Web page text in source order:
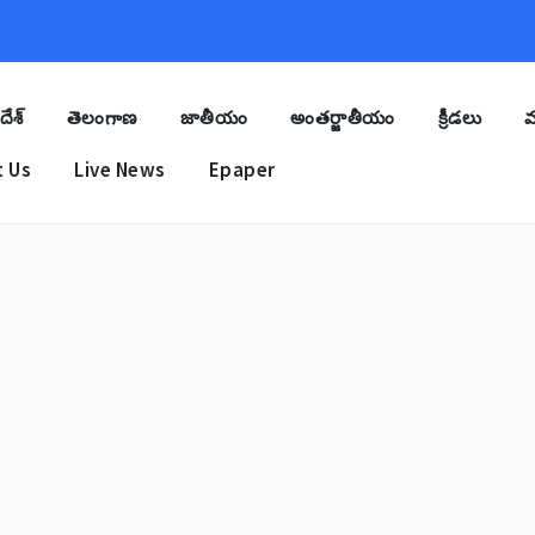
తెలంగాణ జాతీయం అంతర్జాతీయం క్రీడలు
Us Live News Epaper